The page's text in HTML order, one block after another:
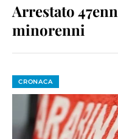
Arrestato
minorenni
CRONACA